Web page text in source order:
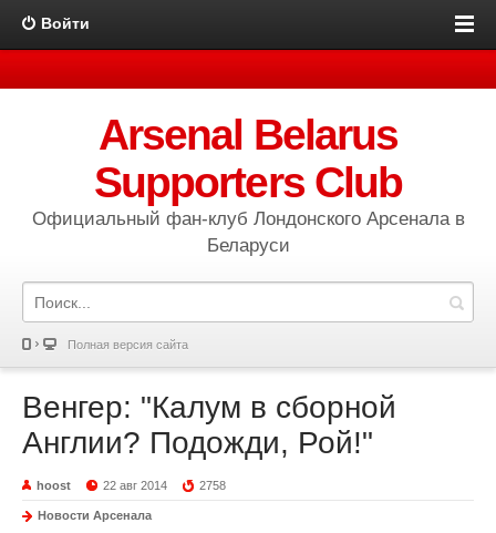
Войти
Arsenal Belarus
Supporters Club
Официальный фан-клуб Лондонского Арсенала в
Беларуси
Полная версия сайта
Венгер: "Калум в сборной
Англии? Подожди, Рой!"
hoost 22 авг 2014 2758
Новости Арсенала